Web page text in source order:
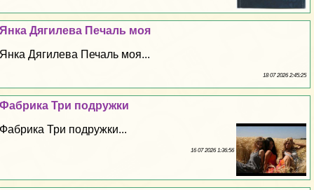
Янка Дягилева Печаль моя
Янка Дягилева Печаль моя...
18 07 2026 2:45:25
Фабрика Три подружки
Фабрика Три подружки...
16 07 2026 1:36:56